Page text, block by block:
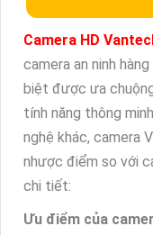
Camera HD
camera an ninh
biệt được ưa
tính năng thông
nghệ khác, camera
nhược điểm so với
chi tiết:
Ưu điểm của